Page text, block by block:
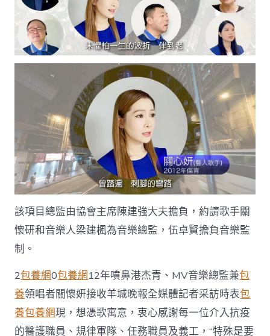
該項目總監由協會主席陳建強大夫擔負，約請歌手關
懷研和音樂人梁建楓為音樂總監，伍卓賢擔負音樂監
制。
2包養網0包養網12年噴鼻港杰青、MV音樂總監兼包
養領唱者關懷妍接收羊城晚報全媒體記者采訪時表包
養包養網現，想憑歌寓意，衷心感謝每一位介入抗疫
的醫護職員、規律軍隊、任務職員及義工，“特殊是要